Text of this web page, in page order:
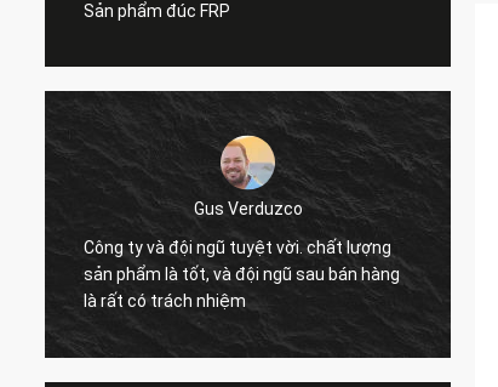
Sản phẩm đúc FRP
Gus Verduzco
Công ty và đội ngũ tuyệt vời. chất lượng
sản phẩm là tốt, và đội ngũ sau bán hàng
là rất có trách nhiệm